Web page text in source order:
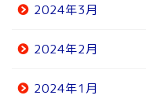
2024年3月
2024年2月
2024年1月